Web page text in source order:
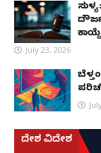
July 23, 2026
ದೇಶ ವಿದೇಶ